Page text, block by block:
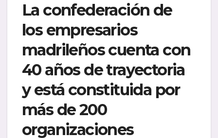
La confederación de
los empresarios
madrileños cuenta con
40 años de trayectoria
y está constituida por
más de 200
organizaciones